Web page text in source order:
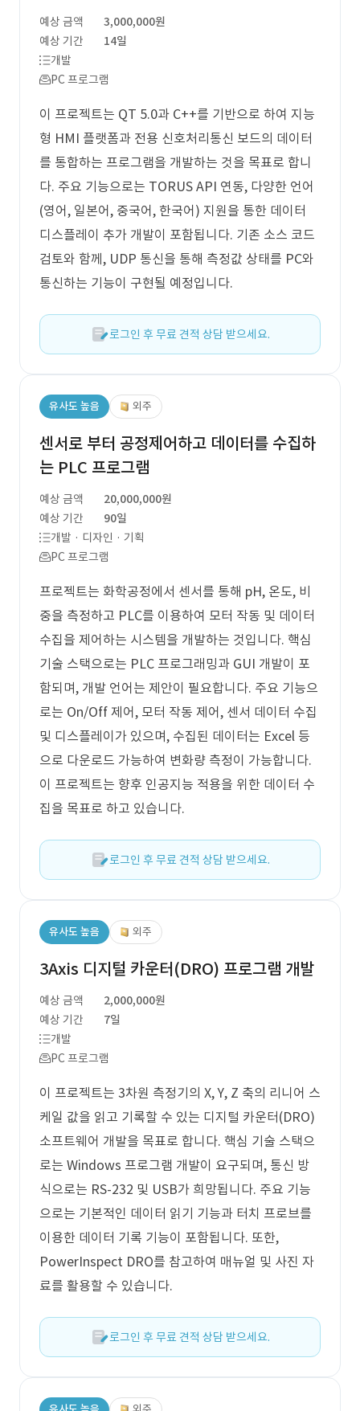
예상 금액
3,000,000원
예상 기간
14일
개발
PC 프로그램
이 프로젝트는 QT 5.0과 C++를 기반으로 하여 지능
형 HMI 플랫폼과 전용 신호처리통신 보드의 데이터
를 통합하는 프로그램을 개발하는 것을 목표로 합니
다. 주요 기능으로는 TORUS API 연동, 다양한 언어
(영어, 일본어, 중국어, 한국어) 지원을 통한 데이터
디스플레이 추가 개발이 포함됩니다. 기존 소스 코드
검토와 함께, UDP 통신을 통해 측정값 상태를 PC와
통신하는 기능이 구현될 예정입니다.
로그인 후 무료 견적 상담 받으세요.
유사도 높음 외주
센서로 부터 공정제어하고 데이터를 수집하
는 PLC 프로그램
예상 금액
20,000,000원
예상 기간
90일
개발 · 디자인 · 기획
PC 프로그램
프로젝트는 화학공정에서 센서를 통해 pH, 온도, 비
중을 측정하고 PLC를 이용하여 모터 작동 및 데이터
수집을 제어하는 시스템을 개발하는 것입니다. 핵심
기술 스택으로는 PLC 프로그래밍과 GUI 개발이 포
함되며, 개발 언어는 제안이 필요합니다. 주요 기능으
로는 On/Off 제어, 모터 작동 제어, 센서 데이터 수집
및 디스플레이가 있으며, 수집된 데이터는 Excel 등
으로 다운로드 가능하여 변화량 측정이 가능합니다.
이 프로젝트는 향후 인공지능 적용을 위한 데이터 수
집을 목표로 하고 있습니다.
로그인 후 무료 견적 상담 받으세요.
유사도 높음 외주
3Axis 디지털 카운터(DRO) 프로그램 개발
예상 금액
2,000,000원
예상 기간
7일
개발
PC 프로그램
이 프로젝트는 3차원 측정기의 X, Y, Z 축의 리니어 스
케일 값을 읽고 기록할 수 있는 디지털 카운터(DRO)
소프트웨어 개발을 목표로 합니다. 핵심 기술 스택으
로는 Windows 프로그램 개발이 요구되며, 통신 방
식으로는 RS-232 및 USB가 희망됩니다. 주요 기능
으로는 기본적인 데이터 읽기 기능과 터치 프로브를
이용한 데이터 기록 기능이 포함됩니다. 또한,
PowerInspect DRO를 참고하여 매뉴얼 및 사진 자
료를 활용할 수 있습니다.
로그인 후 무료 견적 상담 받으세요.